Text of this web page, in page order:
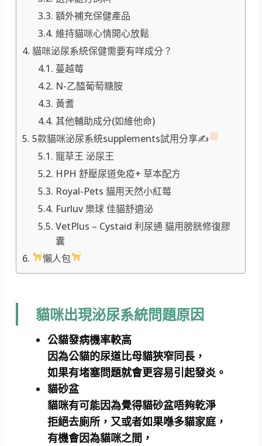
額外補充保健產品
維持貓咪心情開心放鬆
貓咪泌尿系統保健需要有咩成分？
蔓越莓
N-乙醯葡萄糖胺
黃耆
其他輔助成分(如維他命)
5款貓咪泌尿系統supplements試用分享✍
寵草王 泌尿王
HPH 舒壓尿道免疫+ 草本配方
Royal-Pets 貓用天然小紅莓
Furluv 樂球 佳貓舒適泌
VetPlus – Cystaid 利尿通 貓用膀胱修復膠
囊
懶人包
貓咪出現泌尿系統問題原因
公貓發病機率較高
因為公貓的尿道比母貓狹窄同長，
如果有堵塞問題就會更容易引起發炎。
貓砂盆
貓咪有可能因為覺得貓砂盆唔夠乾淨
拒絕去廁所，又或者如果喺多貓家庭，
有機會因為貓咪之間，